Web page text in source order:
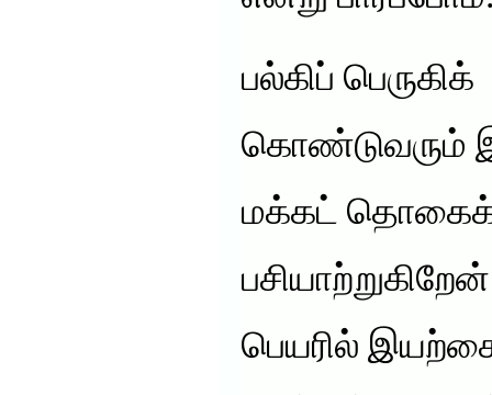
பல்கிப் பெருகிக்
கொண்டுவரும்
மக்கட்
பெயரில்